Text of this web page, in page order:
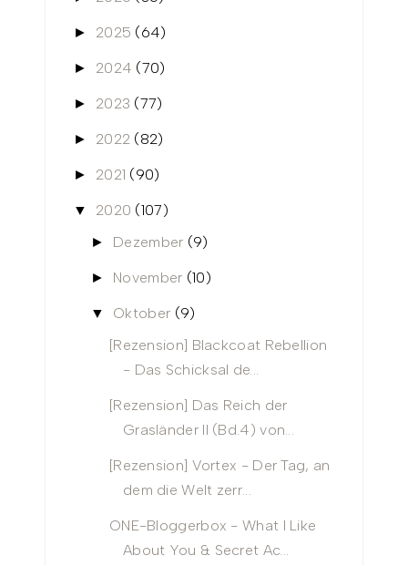
► 2025 (64)
► 2024 (70)
► 2023 (77)
► 2022 (82)
► 2021 (90)
▼ 2020 (107)
► Dezember (9)
► November (10)
▼ Oktober (9)
[Rezension] Blackcoat Rebellion
- Das Schicksal de...
[Rezension] Das Reich der
Grasländer II (Bd.4) von...
[Rezension] Vortex - Der Tag, an
dem die Welt zerr...
ONE-Bloggerbox - What I Like
About You & Secret Ac...